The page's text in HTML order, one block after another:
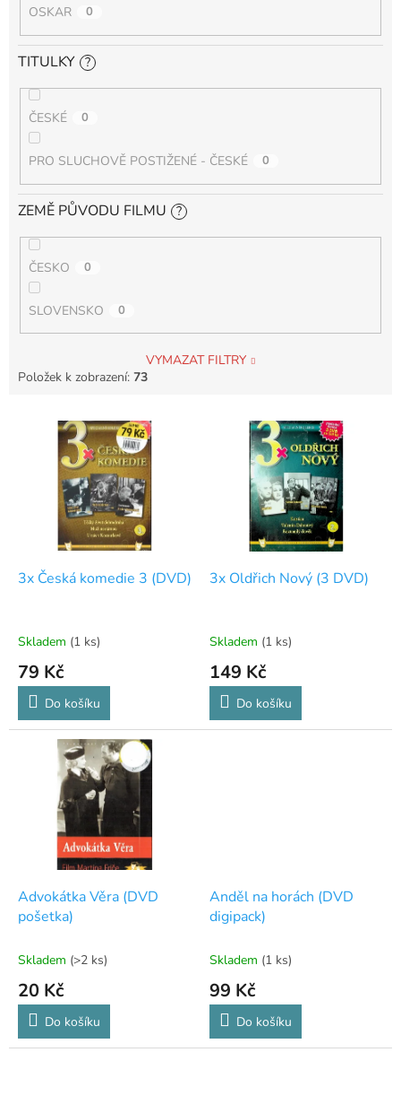
OSKAR 0
TITULKY ?
ČESKÉ 0
PRO SLUCHOVĚ POSTIŽENÉ - ČESKÉ 0
ZEMĚ PŮVODU FILMU ?
ČESKO 0
SLOVENSKO 0
VYMAZAT FILTRY
Položek k zobrazení: 73
3x Česká komedie 3 (DVD)
Skladem (1 ks)
79 Kč
Do košíku
3x Oldřich Nový (3 DVD)
Skladem (1 ks)
149 Kč
Do košíku
Advokátka Věra (DVD
pošetka)
Skladem (>2 ks)
20 Kč
Do košíku
Anděl na horách (DVD
digipack)
Skladem (1 ks)
99 Kč
Do košíku